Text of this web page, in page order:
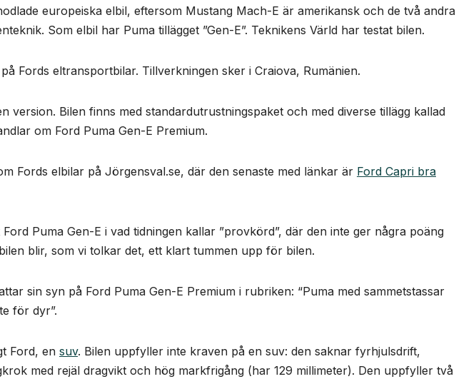
europeiska elbil, eftersom Mustang Mach-E är amerikansk och de två andra
Som elbil har Puma tillägget ”Gen-E”. Teknikens Värld har testat bilen.
Fords eltransportbilar. Tillverkningen sker i Craiova, Rumänien.
version. Bilen finns med standardutrustningspaket och med diverse tillägg kallad
om Ford Puma Gen-E Premium.
Fords elbilar på Jörgensval.se, där den senaste med länkar är Ford Capri bra
Puma Gen-E i vad tidningen kallar ”provkörd”, där den inte ger några poäng
blir, som vi tolkar det, ett klart tummen upp för bilen.
sin syn på Ford Puma Gen-E Premium i rubriken: “Puma med sammetstassar
för dyr”.
Ford, en suv. Bilen uppfyller inte kraven på en suv: den saknar fyrhjulsdrift,
med rejäl dragvikt och hög markfrigång (har 129 millimeter). Den uppfyller två